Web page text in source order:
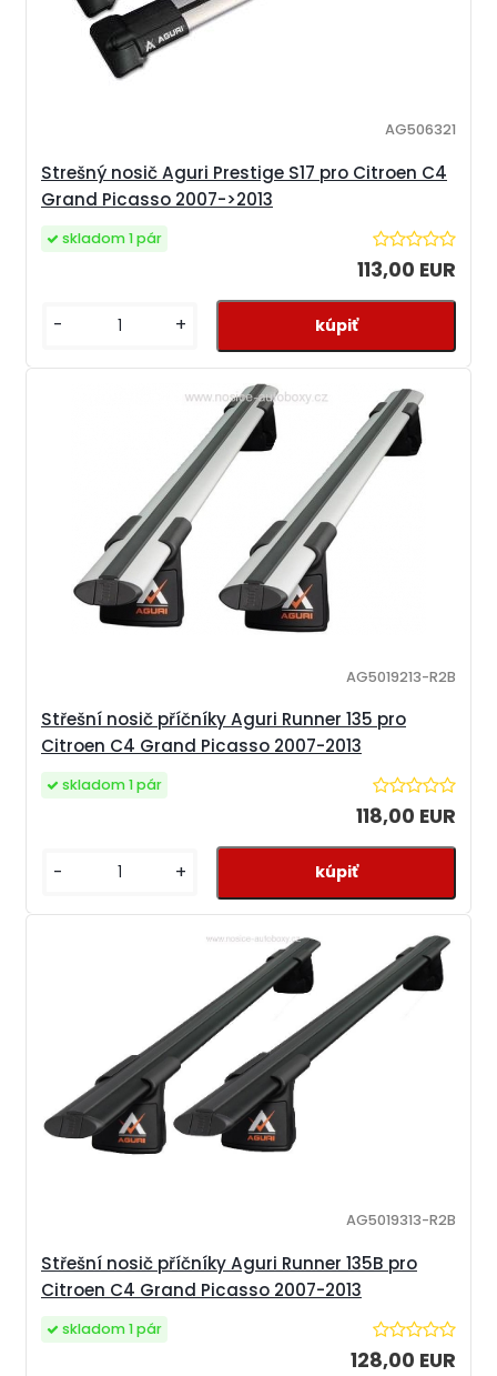
Strešný nosič Aguri Prestige S17 pro Citroen C4
Grand Picasso 2007->2013
AG506321
113,00 EUR
skladom 1 pár
- +
Střešní nosič příčníky Aguri Runner 135 pro
Citroen C4 Grand Picasso 2007-2013
AG5019213-R2B
118,00 EUR
skladom 1 pár
- +
Střešní nosič příčníky Aguri Runner 135B pro
Citroen C4 Grand Picasso 2007-2013
AG5019313-R2B
128,00 EUR
skladom 1 pár